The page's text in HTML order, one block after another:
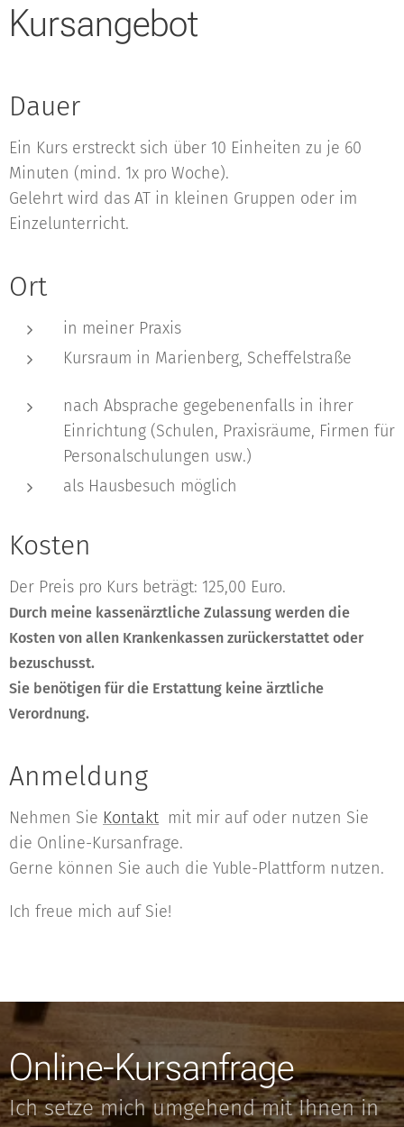
Kursangebot
Dauer
Ein Kurs erstreckt sich über 10 Einheiten zu je 60
Minuten (mind. 1x pro Woche).
Gelehrt wird das AT in kleinen Gruppen oder im
Einzelunterricht.
Ort
in meiner Praxis
Kursraum in Marienberg, Scheffelstraße
nach Absprache gegebenenfalls in ihrer
Einrichtung (Schulen, Praxisräume, Firmen für
Personalschulungen usw.)
als Hausbesuch möglich
Kosten
Der Preis pro Kurs beträgt: 125,00 Euro.
Durch meine kassenärztliche Zulassung werden die
Kosten von allen Krankenkassen zurückerstattet oder
bezuschusst.
Sie benötigen für die Erstattung keine ärztliche
Verordnung.
Anmeldung
Nehmen Sie Kontakt mit mir auf oder nutzen Sie
die Online-Kursanfrage.
Gerne können Sie auch die Yuble-Plattform nutzen.
Ich freue mich auf Sie!
Online-Kursanfrage
Ich setze mich umgehend mit Ihnen in